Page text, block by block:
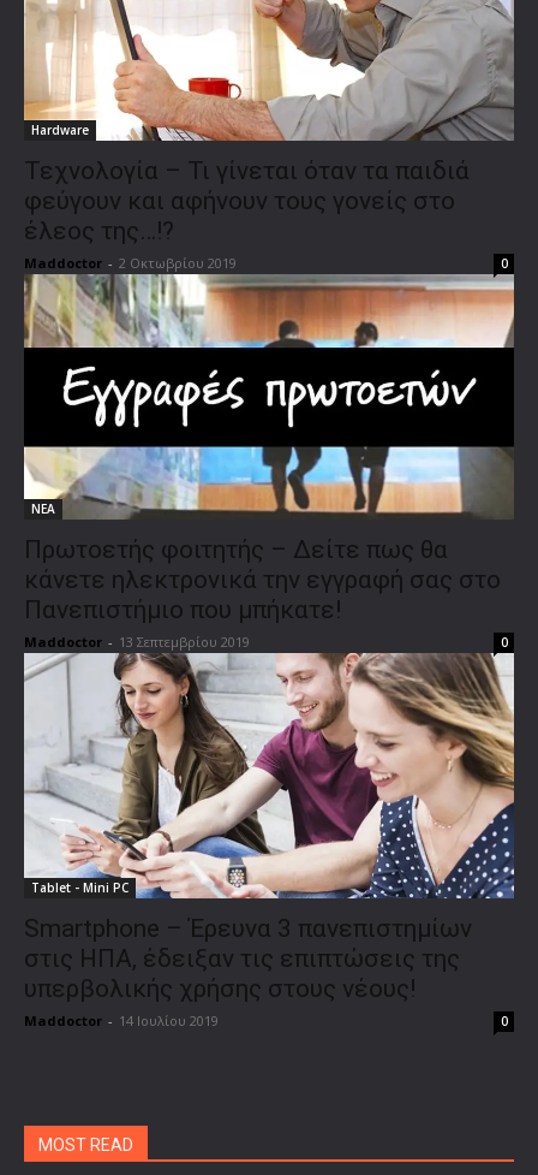
Hardware
Τεχνολογία – Τι γίνεται όταν τα παιδιά
φεύγουν και αφήνουν τους γονείς στο
έλεος της…!?
Maddoctor - 2 Οκτωβρίου 2019 0
ΝΕΑ
Πρωτοετής φοιτητής – Δείτε πως θα
κάνετε ηλεκτρονικά την εγγραφή σας στο
Πανεπιστήμιο που μπήκατε!
Maddoctor - 13 Σεπτεμβρίου 2019 0
Tablet - Mini PC
Smartphone – Έρευνα 3 πανεπιστημίων
στις ΗΠΑ, έδειξαν τις επιπτώσεις της
υπερβολικής χρήσης στους νέους!
Maddoctor - 14 Ιουλίου 2019 0
MOST READ